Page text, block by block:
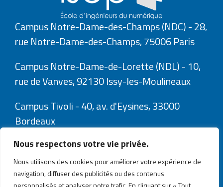
Nous respectons votre vie privée.
Nous utilisons des cookies pour améliorer votre expérience de
navigation, diffuser des publicités ou des contenus
Campus Notre-Dame-des-Champs (NDC) - 28,
rue Notre-Dame-des-Champs, 75006 Paris
Campus Notre-Dame-de-Lorette (NDL) - 10,
rue de Vanves, 92130 Issy-les-Moulineaux
Campus Tivoli - 40, av. d'Eysines, 33000
Bordeaux